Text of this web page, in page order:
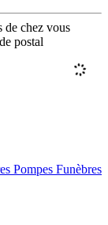
de chez vous
postal
Pompes Funèbres